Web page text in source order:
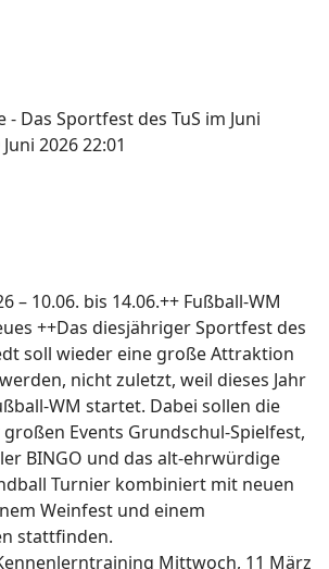
- Das Sportfest des TuS im Juni
2026 22:01
– 10.06. bis 14.06.++ Fußball-WM
++Das diesjähriger Sportfest des
soll wieder eine große Attraktion
nicht zuletzt, weil dieses Jahr
WM startet. Dabei sollen die
Events Grundschul-Spielfest,
BINGO und das alt-ehrwürdige
Turnier kombiniert mit neuen
Weinfest und einem
stattfinden.
Mittwoch, 11 März